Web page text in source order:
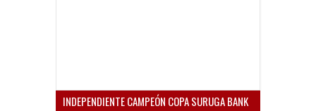
INDEPENDIENTE CAMPEÓN COPA SURUGA BANK
2018